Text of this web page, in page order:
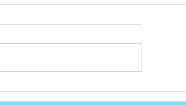
模戸建て価格
向を発表しまし
住宅価格指数、首
ンション）を公表